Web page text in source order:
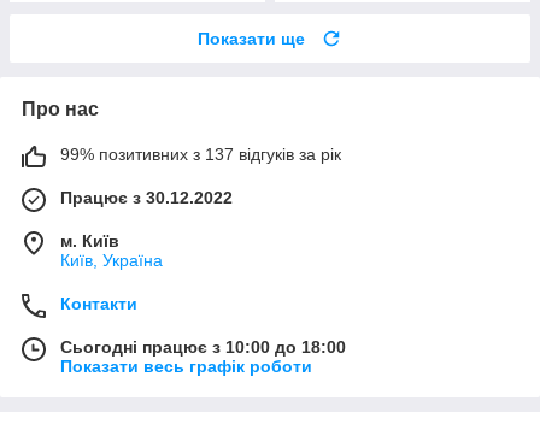
Показати ще
Про нас
99% позитивних з 137 відгуків за рік
Працює з 30.12.2022
м. Київ
Київ, Україна
Контакти
Сьогодні працює з 10:00 до 18:00
Показати весь графік роботи